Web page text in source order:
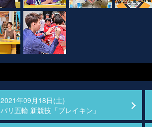
2021年09月18日(土)
パリ五輪 新競技「ブレイキン」